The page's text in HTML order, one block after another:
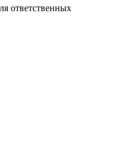
ответственных